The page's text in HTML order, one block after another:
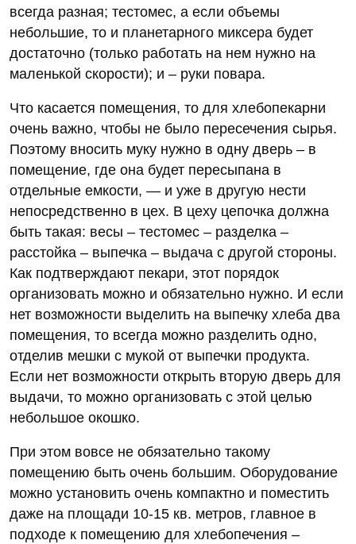
всегда разная; тестомес, а если объемы
небольшие, то и планетарного миксера будет
достаточно (только работать на нем нужно на
маленькой скорости); и – руки повара.
Что касается помещения, то для хлебопекарни
очень важно, чтобы не было пересечения сырья.
Поэтому вносить муку нужно в одну дверь – в
помещение, где она будет пересыпана в
отдельные емкости, — и уже в другую нести
непосредственно в цех. В цеху цепочка должна
быть такая: весы – тестомес – разделка –
расстойка – выпечка – выдача с другой стороны.
Как подтверждают пекари, этот порядок
организовать можно и обязательно нужно. И если
нет возможности выделить на выпечку хлеба два
помещения, то всегда можно разделить одно,
отделив мешки с мукой от выпечки продукта.
Если нет возможности открыть вторую дверь для
выдачи, то можно организовать с этой целью
небольшое окошко.
При этом вовсе не обязательно такому
помещению быть очень большим. Оборудование
можно установить очень компактно и поместить
даже на площади 10-15 кв. метров, главное в
подходе к помещению для хлебопечения –